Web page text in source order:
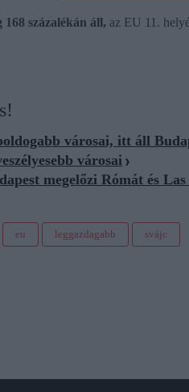
168 százalékán áll, az EU 11.
városai, itt áll
városai
megelőzi Rómát és Las
eu leggazdagabb svájc